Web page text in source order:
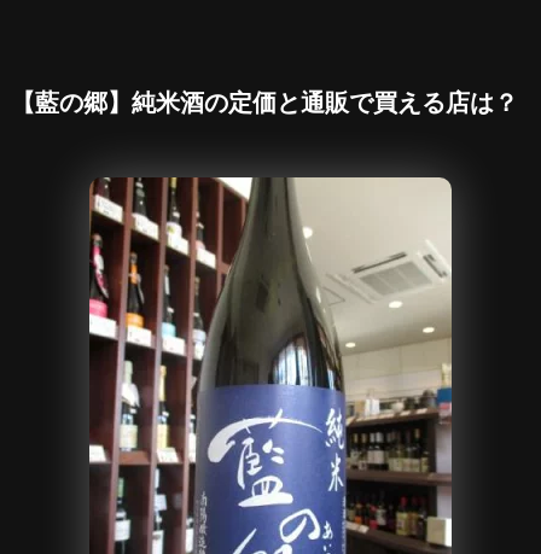
【藍の郷】純米酒の定価と通販で買える店は？